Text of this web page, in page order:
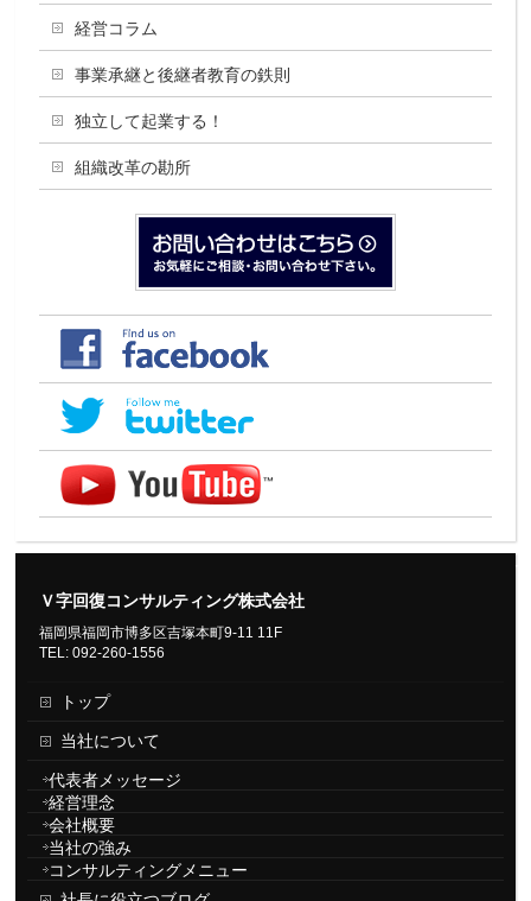
経営コラム
事業承継と後継者教育の鉄則
独立して起業する！
組織改革の勘所
Ｖ字回復コンサルティング株式会社
福岡県福岡市博多区吉塚本町9-11 11F
TEL: 092-260-1556
トップ
当社について
代表者メッセージ
経営理念
会社概要
当社の強み
コンサルティングメニュー